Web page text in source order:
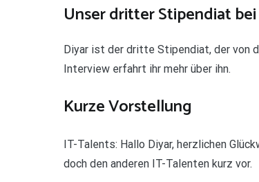
Unser dritter Stipendiat
Diyar ist der dritte Stipendiat, der von
Interview erfahrt ihr mehr über ihn.
Kurze Vorstellung
IT-Talents: Hallo Diyar, herzlichen
doch den anderen IT-Talenten kurz vor.